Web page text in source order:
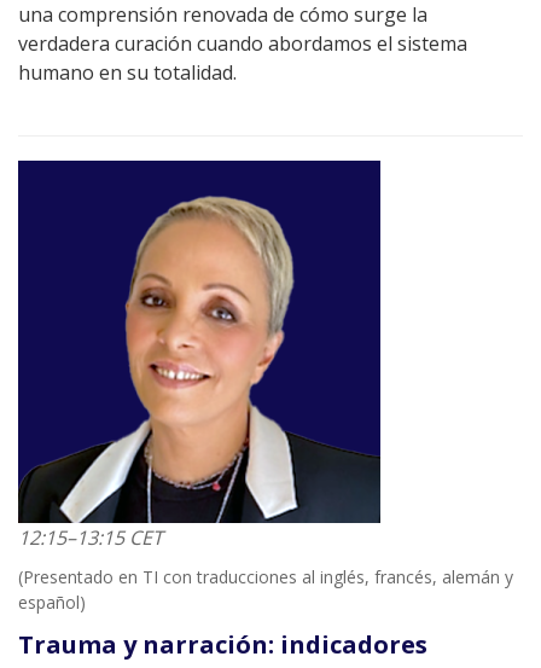
una comprensión renovada de cómo surge la
verdadera curación cuando abordamos el sistema
humano en su totalidad.
12:15–13:15 CET
(Presentado en TI con traducciones al inglés, francés, alemán y
español)
Trauma y narración: indicadores